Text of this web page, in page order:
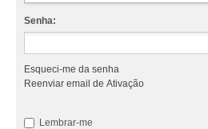
Senha:
Esqueci-me da senha
Reenviar email de Ativação
Lembrar-me